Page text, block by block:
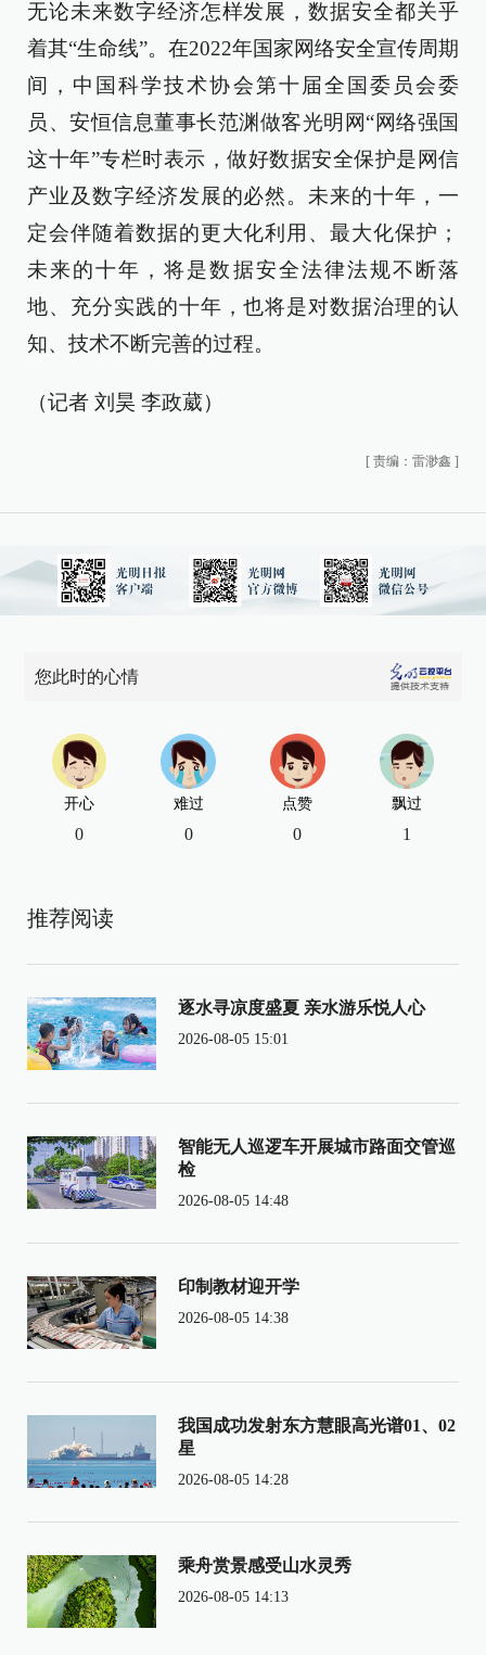
无论未来数字经济怎样发展，数据安全都关乎
着其“生命线”。在2022年国家网络安全宣传周期
间，中国科学技术协会第十届全国委员会委
员、安恒信息董事长范渊做客光明网“网络强国
这十年”专栏时表示，做好数据安全保护是网信
产业及数字经济发展的必然。未来的十年，一
定会伴随着数据的更大化利用、最大化保护；
未来的十年，将是数据安全法律法规不断落
地、充分实践的十年，也将是对数据治理的认
知、技术不断完善的过程。
（记者 刘昊 李政葳）
[ 责编：雷渺鑫 ]
您此时的心情
开心
0
难过
0
点赞
0
飘过
1
推荐阅读
逐水寻凉度盛夏 亲水游乐悦人心
2026-08-05 15:01
智能无人巡逻车开展城市路面交管巡
检
2026-08-05 14:48
印制教材迎开学
2026-08-05 14:38
我国成功发射东方慧眼高光谱01、02
星
2026-08-05 14:28
乘舟赏景感受山水灵秀
2026-08-05 14:13